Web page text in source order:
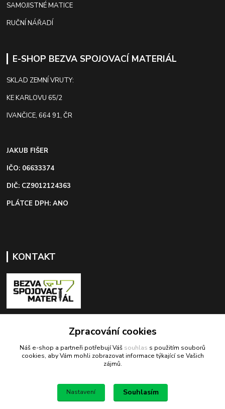
SAMOJISTNÉ MATICE
RUČNÍ NÁŘADÍ
E-SHOP BEZVA SPOJOVACÍ MATERIÁL
SKLAD ZEMNÍ VRUTY:
KE KARLOVU 65/2
IVANČICE, 664 91, ČR
JAKUB FIŠER
IČO: 06633374
DIČ: CZ9012124363
PLÁTCE DPH: ANO
KONTAKT
+420 603 418 822
odbyt@bezva-spojovacimaterial.cz
Zpracování cookies
Náš e-shop a partneři potřebují Váš souhlas s použitím souborů
cookies, aby Vám mohli zobrazovat informace týkající se Vašich
zájmů.
Nastavení Souhlasím